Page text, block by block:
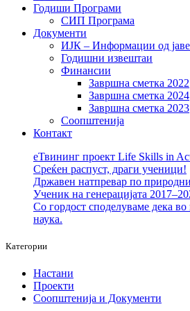
Годиши Програми
СИП Програма
Документи
ИЈК – Информации од
Годишни извештаи
Финансии
Завршна сметка 2022
Завршна сметка 2024
Завршна сметка 2023
Соопштенија
Контакт
еТвининг проект Life Skills in
Среќен распуст, драги ученици!
Државен натпревар по
Ученик на генерацијата
Со гордост споделуваме дека
наука.
Категории
Настани
Проекти
Соопштенија и Документи